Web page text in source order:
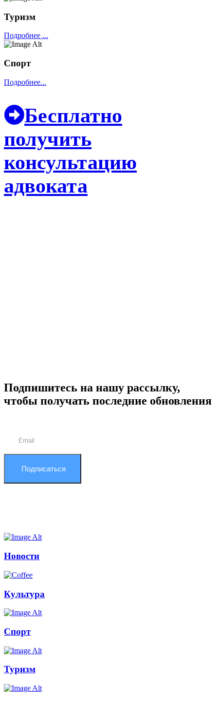
Туризм
Подробнее ...
Спорт
Подробнее...
Бесплатно
получить
консультацию
адвоката
Подпишитесь на нашу рассылку,
чтобы получать последние обновления
Подписаться
Новости
Культура
Спорт
Туризм